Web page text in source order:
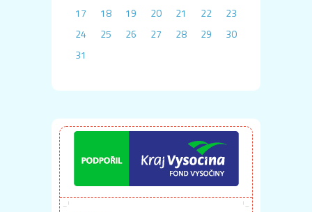
17
18 19 20 21 22
23
24
25 26 27 28 29
30
31